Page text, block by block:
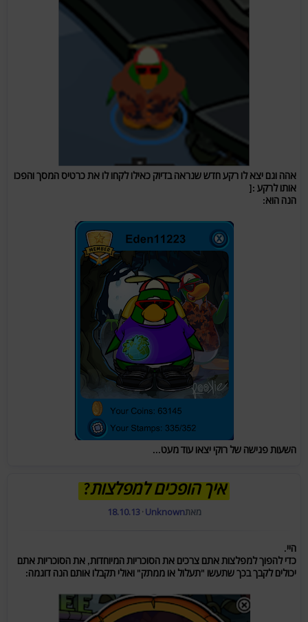
אהה וגם יצא לו רקע חדש שנראה בדיוק כאילו לקחו לו את כרטיס המסך והפכו
אותו לרקע :[
הנה הוא:
השעות פגישה של רוקי יצאו עוד מעט...
איך הופכים למפלצות?
מאתUnknown
·
18.10.13
היי.
כדי להפוך למפלצות אתם צרכים את הסוכריות המיוחדות, את הסוכריות אתם
יכולים לקבך בכך שתעשו "תעלול או ממתק" ואולי תקבלו אותם הנה דוגמה: